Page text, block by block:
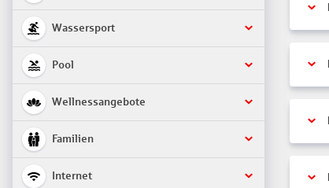
Wassersport
Pool
Wellnessangebote
Familien
Internet